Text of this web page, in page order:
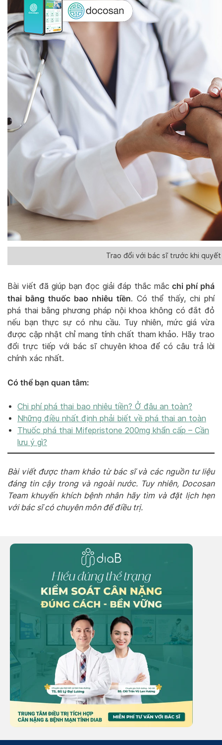
Trao đổi với bác sĩ trước khi
Bài viết đã giúp bạn đọc giải đáp thắc mắcchi phí phá
thai bằng thuốc bao nhiêu tiền. Có thể thấy, chi phí
phá thai bằng phương pháp nội khoa không có đắt đỏ
nếu bạn thực sự có nhu cầu. Tuy nhiên, mức giá vừa
được cập nhật chỉ mang tính chất tham khảo. Hãy trao
đổi trực tiếp với bác sĩ chuyên khoa để có câu trả lời
chính xác nhất.
Có thể bạn quan tâm:
Chi phí phá thai bao nhiêu tiền? Ở đâu an toàn?
Những điều nhất định phải biết về phá thai an toàn
Thuốc phá thai Mifepristone 200mg khẩn cấp – Cần
lưu ý gì?
Bài viết được tham khảo từ bác sĩ và các nguồn tư liệu
đáng tin cậy trong và ngoài nước. Tuy nhiên, Docosan
Team khuyến khích bệnh nhân hãy tìm và đặt lịch hẹn
với bác sĩ có chuyên môn để điều trị.